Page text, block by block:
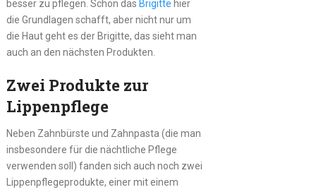
besser zu pflegen. Schön das Brigitte hier
die Grundlagen schafft, aber nicht nur um
die Haut geht es der Brigitte, das sieht man
auch an den nächsten Produkten.
Zwei Produkte zur
Lippenpflege
Neben Zahnbürste und Zahnpasta (die man
insbesondere für die nächtliche Pflege
verwenden soll) fanden sich auch noch zwei
Lippenpflegeprodukte, einer mit einem